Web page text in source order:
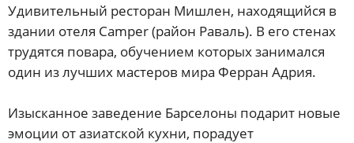
Удивительный ресторан Мишлен, находящийся в
здании отеля Camper (район Раваль). В его стенах
трудятся повара, обучением которых занимался
один из лучших мастеров мира Ферран Адрия.
Изысканное заведение Барселоны подарит новые
эмоции от азиатской кухни, порадует